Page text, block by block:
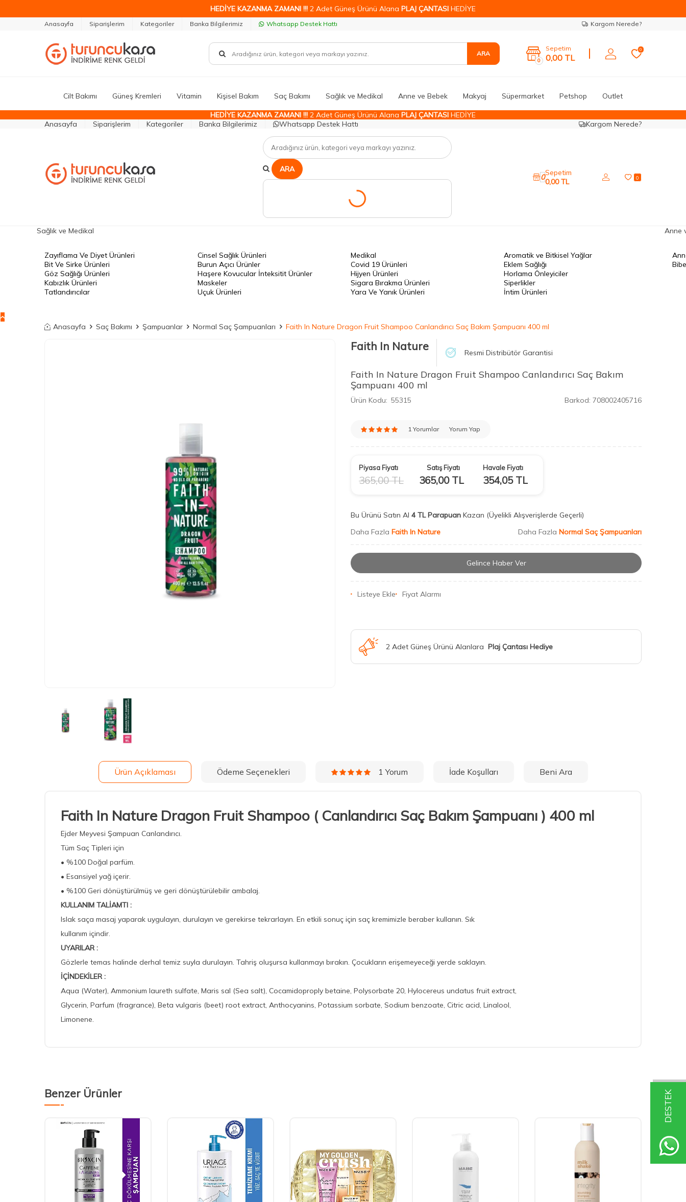
DESTEK
HEDİYE KAZANMA ZAMANI !!! 2 Adet Güneş Ürünü Alana PLAJ ÇANTASI HEDİYE
Anasayfa Siparişlerim Kategoriler Banka Bilgilerimiz Whatsapp Destek Hattı Kargom Nerede?
ARA
0
Sepetim
0,00 TL
0
Cilt Bakımı Güneş Kremleri Vitamin Kişisel Bakım Saç Bakımı Sağlık ve Medikal Anne ve Bebek Makyaj Süpermarket Petshop Outlet
HEDİYE KAZANMA ZAMANI !!! 2 Adet Güneş Ürünü Alana PLAJ ÇANTASI HEDİYE
Anasayfa
Siparişlerim Kategoriler Banka Bilgilerimiz Whatsapp Destek Hattı Kargom Nerede?
ARA
0Sepetim
0,00TL 0
Sağlık ve Medikal
Zayıflama Ve Diyet Ürünleri Cinsel Sağlık Ürünleri Medikal
Aromatik ve Bitkisel Yağlar
Bit Ve Sirke Ürünleri
Burun Açıcı Ürünler Covid 19 Ürünleri
Eklem Sağlığı
Göz Sağlığı Ürünleri
Haşere Kovucular İnteksitit Ürünler Hijyen Ürünleri
Horlama Önleyiciler
Kabızlık Ürünleri
Maskeler Sigara Bırakma Ürünleri
Siperlikler
Tatlandırıcılar
Uçuk Ürünleri Yara Ve Yanık Ürünleri İntim Ürünleri
Anne
Anasayfa Saç Bakımı Şampuanlar Normal Saç Şampuanları Faith In Nature Dragon Fruit Shampoo Canlandırıcı Saç Bakım Şampuanı 400 ml
Faith In Nature Resmi Distribütör Garantisi
Faith In Nature Dragon Fruit Shampoo Canlandırıcı Saç Bakım
Şampuanı 400 ml
Ürün Kodu: 55315 Barkod: 708002405716
1 Yorumlar Yorum Yap
Piyasa Fiyatı
365,00TL
Satış Fiyatı
365,00TL
Havale Fiyatı
354,05TL
Bu Ürünü Satın Al 4 TL Parapuan Kazan (Üyelikli Alışverişlerde Geçerli)
Daha Fazla Faith In Nature Daha Fazla Normal Saç Şampuanları
Gelince Haber Ver
Listeye Ekle Fiyat Alarmı
2 Adet Güneş Ürünü Alanlara Plaj Çantası Hediye
Ürün Açıklaması Ödeme Seçenekleri 1 Yorum İade Koşulları Beni Ara
Faith In Nature Dragon Fruit Shampoo ( Canlandırıcı Saç Bakım Şampuanı ) 400 ml
Ejder Meyvesi Şampuan Canlandırıcı.
Tüm Saç Tipleri için
• %100 Doğal parfüm.
• Esansiyel yağ içerir.
• %100 Geri dönüştürülmüş ve geri dönüştürülebilir ambalaj.
KULLANIM TALİAMTI :
Islak saça masaj yaparak uygulayın, durulayın ve gerekirse tekrarlayın. En etkili sonuç için saç kremimizle beraber kullanın. Sık
kullanım içindir.
UYARILAR :
Gözlerle temas halinde derhal temiz suyla durulayın. Tahriş oluşursa kullanmayı bırakın. Çocukların erişemeyeceği yerde saklayın.
İÇİNDEKİLER :
Aqua (Water), Ammonium laureth sulfate, Maris sal (Sea salt), Cocamidoproply betaine, Polysorbate 20, Hylocereus undatus fruit extract,
Glycerin, Parfum (fragrance), Beta vulgaris (beet) root extract, Anthocyanins, Potassium sorbate, Sodium benzoate, Citric acid, Linalool,
Limonene.
Benzer Ürünler